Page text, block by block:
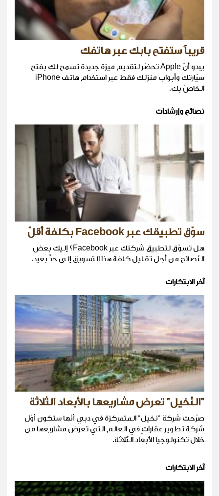
قريباً ستفتح بابك عبر هاتفك
يبدو أنّ Apple تحضّر لتقديم ميزة جديدة تسمح لك بفتح
سيّارتك وأبواب منزلك فقط عبر استخدام هاتف iPhone
الخاصّ بك.
نصائح وإرشادات
سوّق تطبيقك عبر Facebook بكلفة أقلّ
هل تسوّق لتطبيق شركتك عبر Facebook؟ إليك بعض
النّصائح من أجل تقليل كلفة هذا التسويق إلى حدٍّ بعيد.
آخر الابتكارات
"النّخيل" تعرض مشاريعها بالأبعاد الثلاثة
صرّحت شركة "نخيل" المتمركزة في دبي أنّها ستكون أوّل
شركة تطوير عقاراتٍ في العالم التي تعرض مشاريعها من
خلال تكنولوجيا الأبعاد الثّلاثة.
آخر الابتكارات